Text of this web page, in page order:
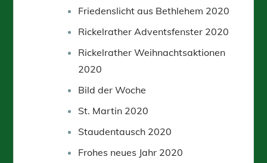
Friedenslicht aus Bethlehem 2020
Rickelrather Adventsfenster 2020
Rickelrather Weihnachtsaktionen
2020
Bild der Woche
St. Martin 2020
Staudentausch 2020
Frohes neues Jahr 2020